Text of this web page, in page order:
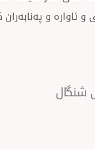
و پەنابەران
شنگال